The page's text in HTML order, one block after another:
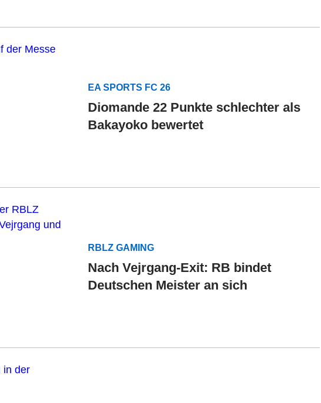
EA SPORTS FC 26
Diomande 22 Punkte schlechter als
Bakayoko bewertet
RBLZ GAMING
Nach Vejrgang-Exit: RB bindet
Deutschen Meister an sich